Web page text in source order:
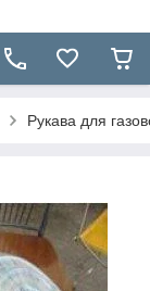
Рукава для